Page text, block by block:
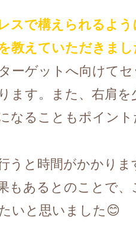
スで構えられるよ
教えていただきまし
ーゲットへ向けて
ます。また、右肩
なることもポイント
うと時間がかかり
もあるとのことで
いと思いました😊